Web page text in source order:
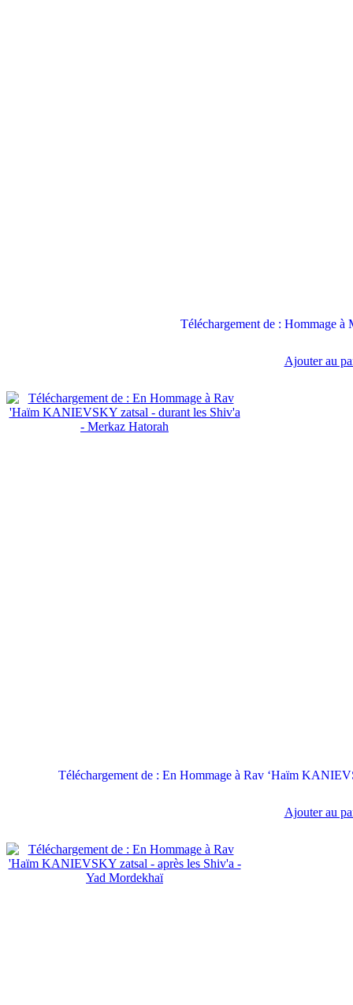
Téléchargement de : Hommage
Ajouter au
Téléchargement de : En Hommage à Rav ‘Haïm
Ajouter au